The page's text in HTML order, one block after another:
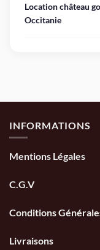
Location château
Occitanie
INFORMATIONS
Mentions Légales
C.G.V
Conditions
Livraisons